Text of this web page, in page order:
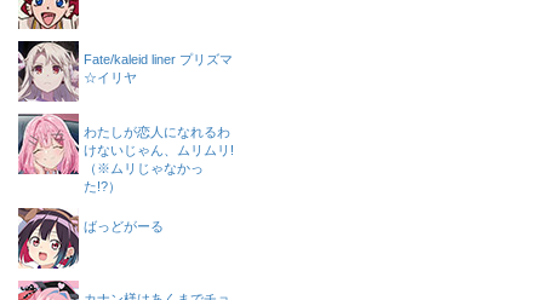
Fate/kaleid liner プリズマ
☆イリヤ
わたしが恋人になれるわ
けないじゃん、ムリムリ!
（※ムリじゃなかっ
た!?）
ばっどがーる